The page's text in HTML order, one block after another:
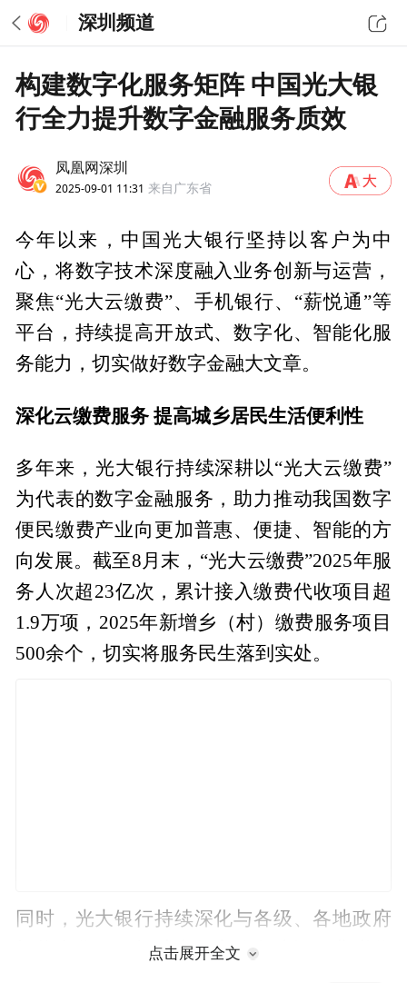
深圳频道
构建数字化服务矩阵 中国光大银
行全力提升数字金融服务质效
凤凰网深圳
2025-09-01 11:31 来自广东省
今年以来，中国光大银行坚持以客户为中
心，将数字技术深度融入业务创新与运营，
聚焦“光大云缴费”、手机银行、“薪悦通”等
平台，持续提高开放式、数字化、智能化服
务能力，切实做好数字金融大文章。
深化云缴费服务 提高城乡居民生活便利性
多年来，光大银行持续深耕以“光大云缴费”
为代表的数字金融服务，助力推动我国数字
便民缴费产业向更加普惠、便捷、智能的方
向发展。截至8月末，“光大云缴费”2025年服
务人次超23亿次，累计接入缴费代收项目超
1.9万项，2025年新增乡（村）缴费服务项目
500余个，切实将服务民生落到实处。
同时，光大银行持续深化与各级、各地政府
机构合作，积极助力数字政务建设，非税代
点击展开全文